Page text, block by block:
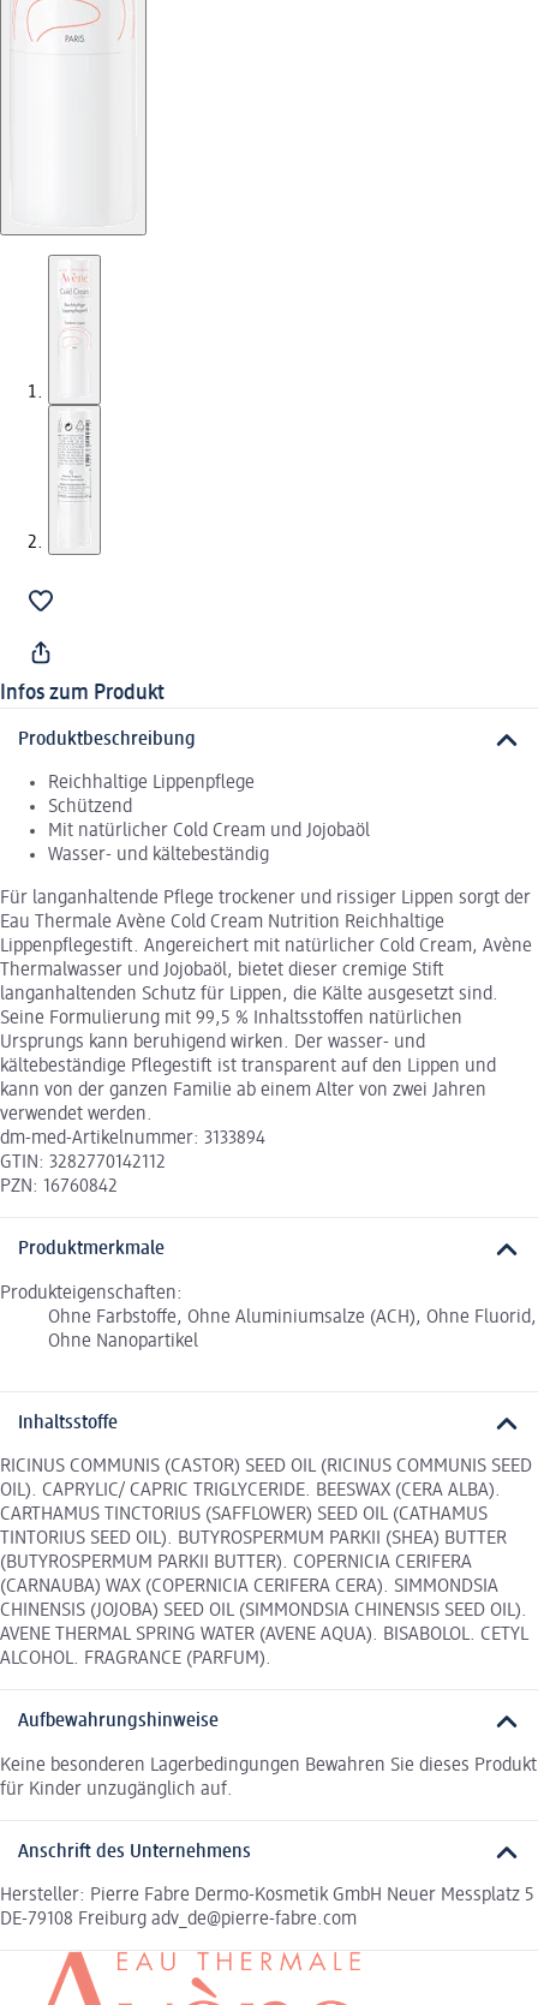
Infos zum Produkt
Produktbeschreibung
Reichhaltige Lippenpflege
Schützend
Mit natürlicher Cold Cream und Jojobaöl
Wasser- und kältebeständig
Für langanhaltende Pflege trockener und rissiger Lippen sorgt der
Eau Thermale Avène Cold Cream Nutrition Reichhaltige
Lippenpflegestift. Angereichert mit natürlicher Cold Cream, Avène
Thermalwasser und Jojobaöl, bietet dieser cremige Stift
langanhaltenden Schutz für Lippen, die Kälte ausgesetzt sind.
Seine Formulierung mit 99,5 % Inhaltsstoffen natürlichen
Ursprungs kann beruhigend wirken. Der wasser- und
kältebeständige Pflegestift ist transparent auf den Lippen und
kann von der ganzen Familie ab einem Alter von zwei Jahren
verwendet werden.
dm-med-Artikelnummer: 3133894
GTIN: 3282770142112
PZN: 16760842
Produktmerkmale
Produkteigenschaften:
Ohne Farbstoffe, Ohne Aluminiumsalze (ACH), Ohne Fluorid,
Ohne Nanopartikel
Inhaltsstoffe
RICINUS COMMUNIS (CASTOR) SEED OIL (RICINUS COMMUNIS SEED
OIL). CAPRYLIC/ CAPRIC TRIGLYCERIDE. BEESWAX (CERA ALBA).
CARTHAMUS TINCTORIUS (SAFFLOWER) SEED OIL (CATHAMUS
TINTORIUS SEED OIL). BUTYROSPERMUM PARKII (SHEA) BUTTER
(BUTYROSPERMUM PARKII BUTTER). COPERNICIA CERIFERA
(CARNAUBA) WAX (COPERNICIA CERIFERA CERA). SIMMONDSIA
CHINENSIS (JOJOBA) SEED OIL (SIMMONDSIA CHINENSIS SEED OIL).
AVENE THERMAL SPRING WATER (AVENE AQUA). BISABOLOL. CETYL
ALCOHOL. FRAGRANCE (PARFUM).
Aufbewahrungshinweise
Keine besonderen Lagerbedingungen Bewahren Sie dieses Produkt
für Kinder unzugänglich auf.
Anschrift des Unternehmens
Hersteller: Pierre Fabre Dermo-Kosmetik GmbH Neuer Messplatz 5
DE-79108 Freiburg adv_de@pierre-fabre.com